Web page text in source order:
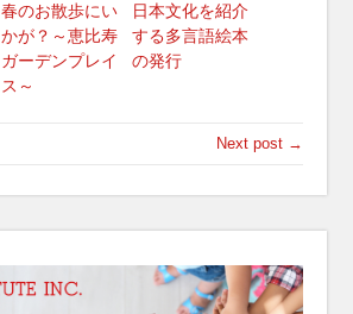
春のお散歩にい
かが？～恵比寿
ガーデンプレイ
ス～
日本文化を紹介
する多言語絵本
の発行
Next post →